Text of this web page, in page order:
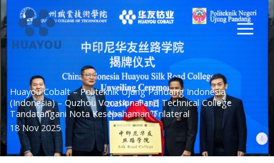
Lewati
ke
konten
Huayou Cobalt – Politeknik Ujung Pandang Indonesia
(Indonesia) – Quzhou Vocational and Technical College
Tandatangani Nota Kesepahaman Trilateral
18 Nov 2025